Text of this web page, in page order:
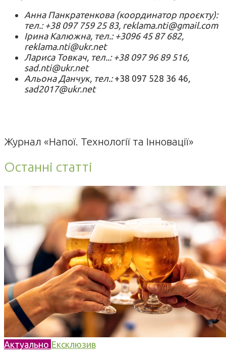
Анна Панкратенкова (координатор проєкту):
тел.: +38 097 759 25 83, reklama.nti@gmail.com
Ірина Калюжна, тел.: +3096 45 87 682,
reklama.nti@ukr.net
Лариса Товкач, тел..: +38 097 96 89 516,
sad.nti@ukr.net
Альона Данчук, тел.:+38 097 528 36 46
sad2017@ukr.net
Журнал «Напої. Технології та Інновації»
Останні статті
Актуально Ексклюзив